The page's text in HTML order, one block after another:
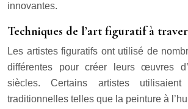
innovantes.
Techniques de l’art figuratif à
Les artistes figuratifs ont utilisé de
différentes pour créer leurs œuvres
siècles. Certains artistes
traditionnelles telles que la peinture à